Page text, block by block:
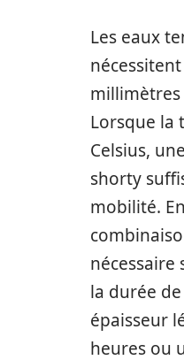
Les eaux
Lorsque la
Celsius,
shorty
mobilité.
la durée
épaisseur
heures ou